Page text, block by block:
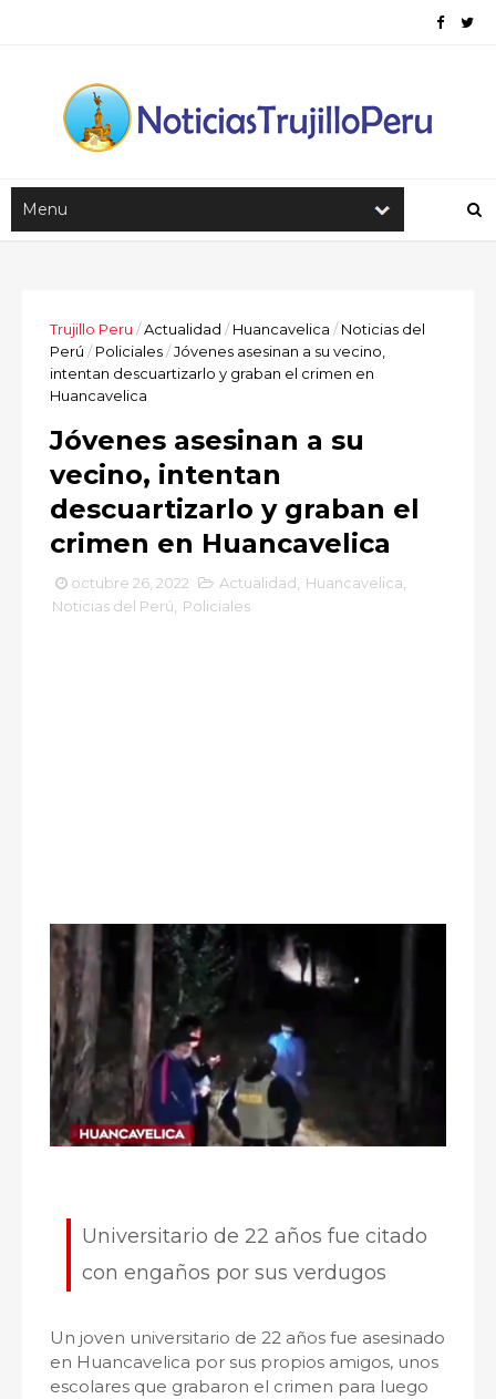
Trujillo Peru /Actualidad / Huancavelica / Noticias del
Perú / Policiales/Jóvenes asesinan a su vecino,
intentan descuartizarlo y graban el crimen en
Huancavelica
Jóvenes asesinan a su
vecino, intentan
descuartizarlo y graban el
crimen en Huancavelica
octubre 26, 2022 Actualidad Huancavelica
Noticias del Perú
Policiales
Universitario de 22 años fue citado
con engaños por sus verdugos
Un joven universitario de 22 años fue asesinado
en Huancavelica por sus propios amigos, unos
escolares que grabaron el crimen para luego